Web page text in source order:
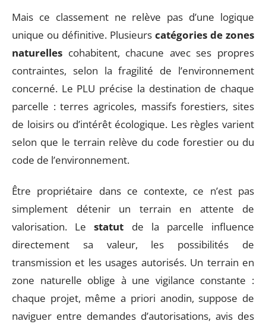
Mais ce classement ne relève pas d’une logique
unique ou définitive. Plusieurs catégories de zones
naturelles cohabitent, chacune avec ses propres
contraintes, selon la fragilité de l’environnement
concerné. Le PLU précise la destination de chaque
parcelle : terres agricoles, massifs forestiers, sites
de loisirs ou d’intérêt écologique. Les règles varient
selon que le terrain relève du code forestier ou du
code de l’environnement.
Être propriétaire dans ce contexte, ce n’est pas
simplement détenir un terrain en attente de
valorisation. Lestatut de la parcelle influence
directement sa valeur, les possibilités de
transmission et les usages autorisés. Un terrain en
zone naturelle oblige à une vigilance constante :
chaque projet, même a priori anodin, suppose de
naviguer entre demandes d’autorisations, avis des